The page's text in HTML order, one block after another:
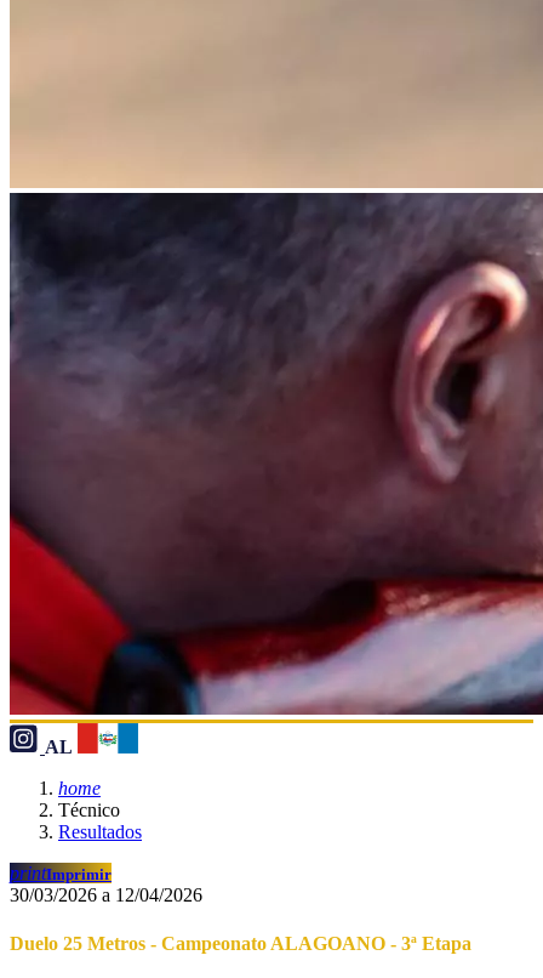
AL
home
Técnico
Resultados
printImprimir
30/03/2026 a 12/04/2026
Duelo 25 Metros - Campeonato ALAGOANO - 3ª Etapa